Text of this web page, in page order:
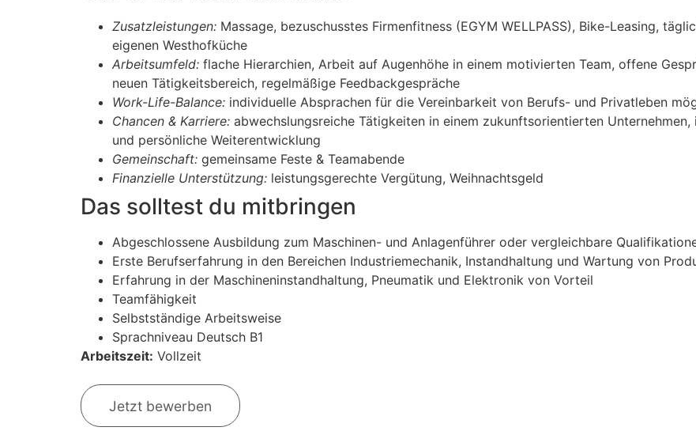
Zusatzleistungen: Massage, bezuschusstes Firmenfitness (EGYM WELLPASS), Bike-Leasing,
eigenen Westhofküche
Arbeitsumfeld: flache Hierarchien, Arbeit auf Augenhöhe in einem motivierten Team, offene
neuen Tätigkeitsbereich, regelmäßige Feedbackgespräche
Work-Life-Balance: individuelle Absprachen für die Vereinbarkeit von Berufs- und Privatleben
Chancen & Karriere: abwechslungsreiche Tätigkeiten in einem zukunftsorientierten
und persönliche Weiterentwicklung
Gemeinschaft: gemeinsame Feste & Teamabende
Finanzielle Unterstützung: leistungsgerechte Vergütung, Weihnachtsgeld
Das solltest du mitbringen
Abgeschlossene Ausbildung zum Maschinen- und Anlagenführer oder vergleichbare
Erste Berufserfahrung in den Bereichen Industriemechanik, Instandhaltung und Wartung von
Erfahrung in der Maschineninstandhaltung, Pneumatik und Elektronik von Vorteil
Teamfähigkeit
Selbstständige Arbeitsweise
Sprachniveau Deutsch B1
Arbeitszeit: Vollzeit